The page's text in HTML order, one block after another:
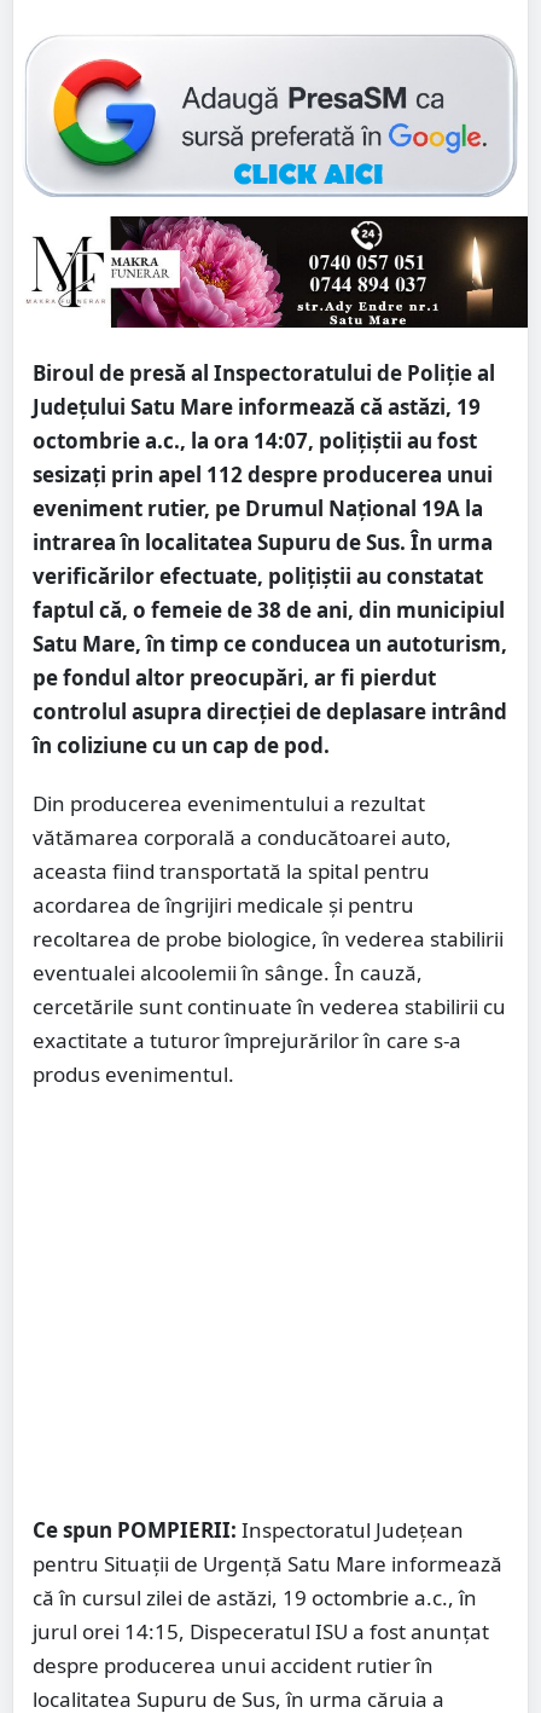
Biroul de presă al Inspectoratului de Poliție al
Județului Satu Mare informează că astăzi, 19
octombrie a.c., la ora 14:07, polițiștii au fost
sesizați prin apel 112 despre producerea unui
eveniment rutier, pe Drumul Național 19A la
intrarea în localitatea Supuru de Sus. În urma
verificărilor efectuate, polițiștii au constatat
faptul că, o femeie de 38 de ani, din municipiul
Satu Mare, în timp ce conducea un autoturism,
pe fondul altor preocupări, ar fi pierdut
controlul asupra direcției de deplasare intrând
în coliziune cu un cap de pod.
Din producerea evenimentului a rezultat
vătămarea corporală a conducătoarei auto,
aceasta fiind transportată la spital pentru
acordarea de îngrijiri medicale și pentru
recoltarea de probe biologice, în vederea stabilirii
eventualei alcoolemii în sânge. În cauză,
cercetările sunt continuate în vederea stabilirii cu
exactitate a tuturor împrejurărilor în care s-a
produs evenimentul.
Ce spun POMPIERII: Inspectoratul Județean
pentru Situații de Urgență Satu Mare informează
că în cursul zilei de astăzi, 19 octombrie a.c., în
jurul orei 14:15, Dispeceratul ISU a fost anunțat
despre producerea unui accident rutier în
localitatea Supuru de Sus, în urma căruia a